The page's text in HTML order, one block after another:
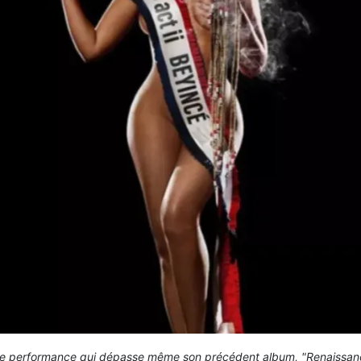
performance qui dépasse même son précédent album,